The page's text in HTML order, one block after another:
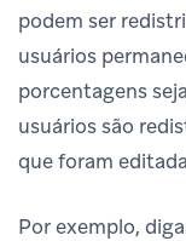
podem ser
usuários
porcentagens
usuários são
que foram
Por exemplo,